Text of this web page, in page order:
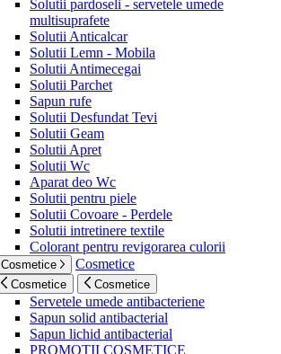
Solutii pardoseli - servetele umede
multisuprafete
Solutii Anticalcar
Solutii Lemn - Mobila
Solutii Antimecegai
Solutii Parchet
Sapun rufe
Solutii Desfundat Tevi
Solutii Geam
Solutii Apret
Solutii Wc
Aparat deo Wc
Solutii pentru piele
Solutii Covoare - Perdele
Solutii intretinere textile
Colorant pentru revigorarea culorii
Cosmetice Cosmetice
Cosmetice Cosmetice
Servetele umede antibacteriene
Sapun solid antibacterial
Sapun lichid antibacterial
PROMOTII COSMETICE